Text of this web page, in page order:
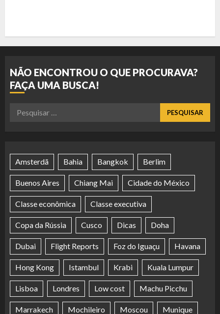
NÃO ENCONTROU O QUE PROCURAVA?
FAÇA UMA BUSCA!
Pesquisar
Amsterdã Bahia Bangkok Berlim
Buenos Aires Chiang Mai Cidade do México
Classe econômica Classe executiva
Copa da Rússia Cusco Dicas Doha
Dubai Flight Reports Foz do Iguaçu Havana
Hong Kong Istambul Krabi Kuala Lumpur
Lisboa Londres Low cost Machu Picchu
Marrakech Mochileiro Moscou Munique